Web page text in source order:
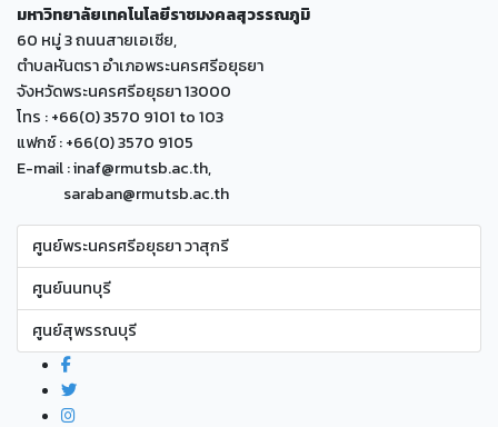
มหาวิทยาลัยเทคโนโลยีราชมงคลสุวรรณภูมิ
60 หมู่ 3 ถนนสายเอเซีย,
ตำบลหันตรา อำเภอพระนครศรีอยุธยา
จังหวัดพระนครศรีอยุธยา 13000
โทร : +66(0) 3570 9101 to 103
แฟกซ์ : +66(0) 3570 9105
E-mail : inaf@rmutsb.ac.th,
saraban@rmutsb.ac.th
ศูนย์พระนครศรีอยุธยา วาสุกรี
ศูนย์นนทบุรี
ศูนย์สุพรรณบุรี